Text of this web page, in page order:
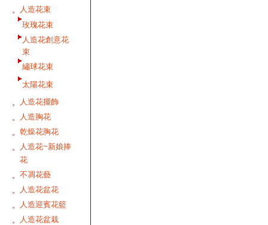
。
人造花束
玫瑰花束
人造花創意花
束
繡球花束
太陽花束
。
人造花擺飾
。
人造胸花
。 乾燥花胸花
。
人造花~新娘捧
花
。 不凋花藝
。
人造花盆花
。
人造迎賓花籃
。
人造花盆栽